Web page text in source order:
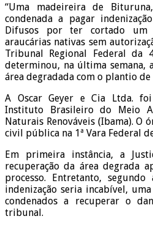
“Uma madeireira de
condenada a pagar
Difusos por ter cortado
araucárias nativas sem
Tribunal Regional Federal da
determinou, na última semana,
área degradada com o plantio de
A Oscar Geyer e Cia Ltda.
Instituto Brasileiro do Meio
Naturais Renováveis (Ibama). O
civil pública na 1ª Vara Federal
Em primeira instância, a
recuperação da área degrada
processo. Entretanto,
indenização seria incabível,
condenados a recuperar o
tribunal.